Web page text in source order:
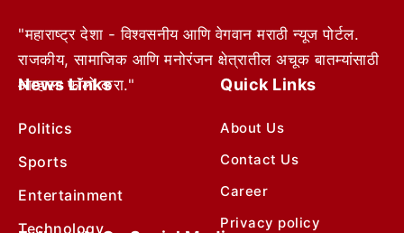
"महाराष्ट्र देशा - विश्वसनीय आणि वेगवान मराठी न्यूज पोर्टल.
राजकीय, सामाजिक आणि मनोरंजन क्षेत्रातील अचूक बातम्यांसाठी
आम्हाला फॉलो करा."
News Links
Politics
Sports
Entertainment
Technology
Quick Links
About Us
Contact Us
Career
Privacy policy